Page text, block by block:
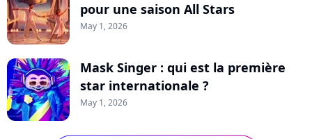
pour une saison All Stars
May 1, 2026
Mask Singer : qui est la première
star internationale ?
May 1, 2026